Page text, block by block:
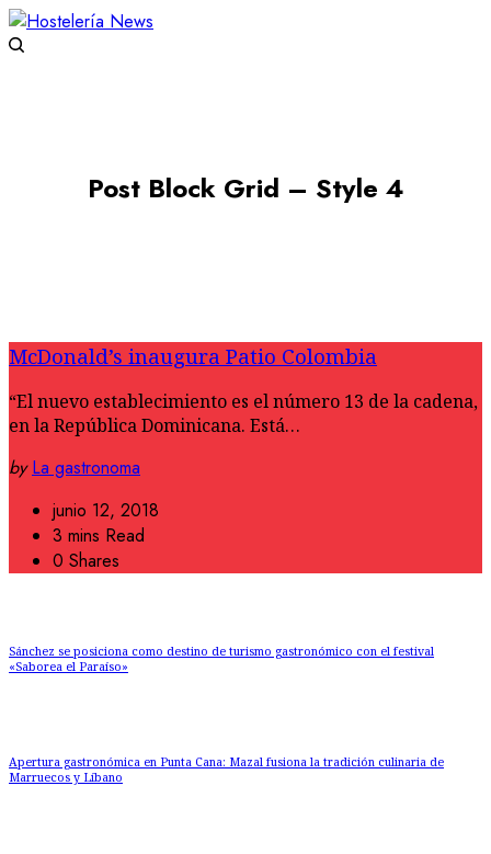
Post Block Grid – Style 4
McDonald’s inaugura Patio Colombia
“El nuevo establecimiento es el número 13 de la cadena,
en la República Dominicana. Está…
by La gastronoma
junio 12, 2018
3 mins Read
0 Shares
Sánchez se posiciona como destino de turismo gastronómico con el festival
«Saborea el Paraíso»
Apertura gastronómica en Punta Cana: Mazal fusiona la tradición culinaria de
Marruecos y Líbano